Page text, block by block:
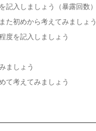
記入しましょう（暴露回数）
た初めから考えてみましょう
度を記入しましょう
ましょう
て考えてみましょう